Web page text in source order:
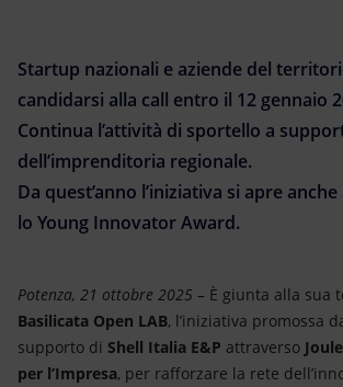
Scenari energetici
Startup nazionali e aziende del
candidarsi alla call entro il 12 gennaio
Continua l’attività di sportello a
dell’imprenditoria regionale.
Da quest’anno l’iniziativa si apre
lo Young Innovator Award.
Potenza, 21 ottobre 2025 – È giunta alla sua
Basilicata Open LAB, l’iniziativa promossa
supporto di Shell Italia E&P attraverso
per l’Impresa, per rafforzare la rete